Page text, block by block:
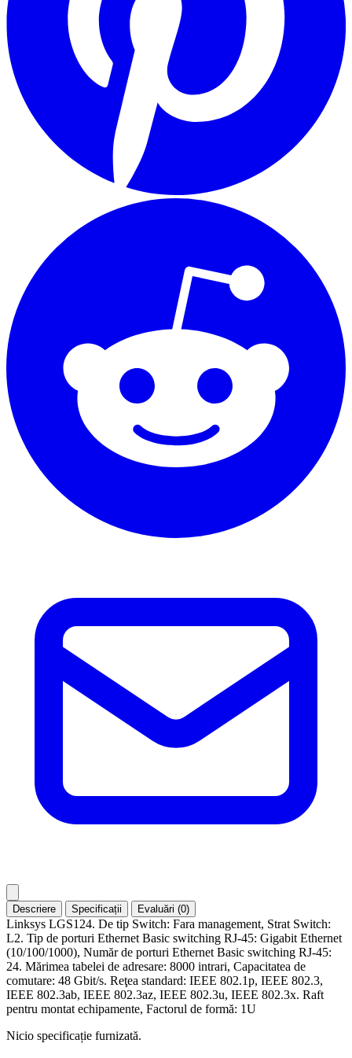
Descriere Specificații Evaluări (0)
Linksys LGS124. De tip Switch: Fara management, Strat Switch:
L2. Tip de porturi Ethernet Basic switching RJ-45: Gigabit Ethernet
(10/100/1000), Număr de porturi Ethernet Basic switching RJ-45:
24. Mărimea tabelei de adresare: 8000 intrari, Capacitatea de
comutare: 48 Gbit/s. Reţea standard: IEEE 802.1p, IEEE 802.3,
IEEE 802.3ab, IEEE 802.3az, IEEE 802.3u, IEEE 802.3x. Raft
pentru montat echipamente, Factorul de formă: 1U
Nicio specificație furnizată.